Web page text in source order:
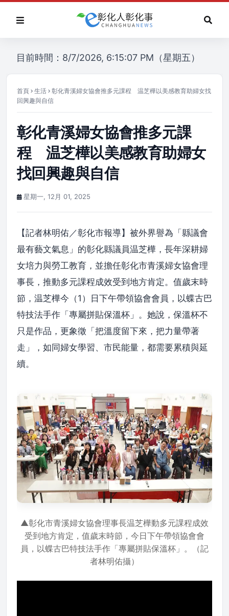
目前時間：8/7/2026, 6:15:07 PM（星期五）
首頁 生活
彰化青溪婦女協會推多元課程 温芝樺以美感教育助婦女找
回興趣與自信
彰化青溪婦女協會推多元課
程 温芝樺以美感教育助婦女
找回興趣與自信
星期一, 12月 01, 2025
【記者林明佑／彰化市報導】被外界譽為「縣議會
最有藝文氣息」的彰化縣議員温芝樺，長年深耕婦
女培力與勞工教育，並擔任彰化市青溪婦女協會理
事長，推動多元課程成效受到地方肯定。值歲末時
節，温芝樺今（1）日下午帶領協會會員，以蝶古巴
特技法手作「專屬拼貼保溫杯」。她說，保溫杯不
只是作品，更象徵「把溫度留下來，把力量帶著
走」，如同婦女學習、市民能量，都需要累積與延
續。
▲彰化市青溪婦女協會理事長温芝樺動多元課程成效
受到地方肯定，值歲末時節，今日下午帶領協會會
員，以蝶古巴特技法手作「專屬拼貼保溫杯」。（記
者林明佑攝）